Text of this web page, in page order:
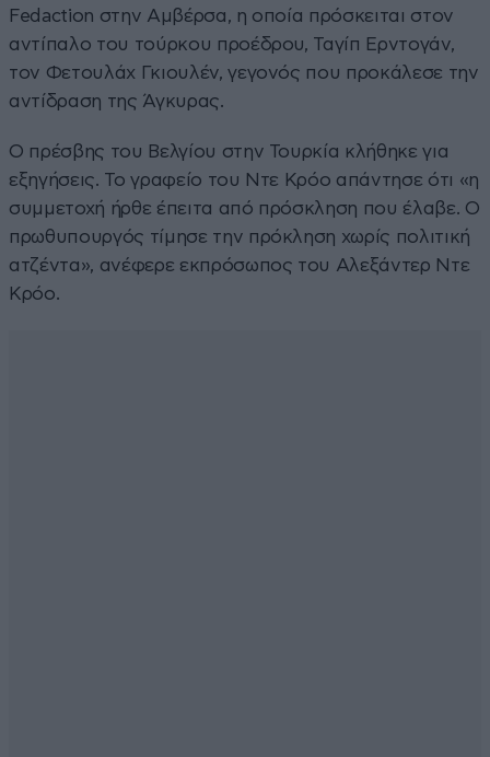
Fedaction στην Αμβέρσα, η οποία πρόσκειται στον
αντίπαλο του τούρκου προέδρου, Ταγίπ Ερντογάν,
τον Φετουλάχ Γκιουλέν, γεγονός που προκάλεσε την
αντίδραση της Άγκυρας.
Ο πρέσβης του Βελγίου στην Τουρκία κλήθηκε για
εξηγήσεις. Το γραφείο του Ντε Κρόο απάντησε ότι «η
συμμετοχή ήρθε έπειτα από πρόσκληση που έλαβε. Ο
πρωθυπουργός τίμησε την πρόκληση χωρίς πολιτική
ατζέντα», ανέφερε εκπρόσωπος του Αλεξάντερ Ντε
Κρόο.